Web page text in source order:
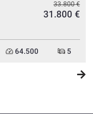
33.800 €
31.800 €
64.500 5